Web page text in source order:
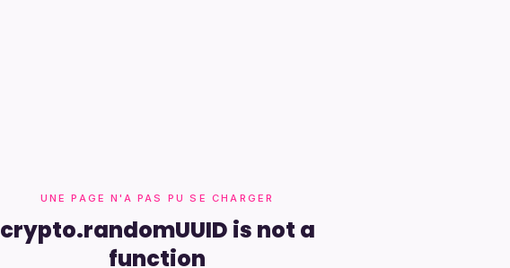
UNE PAGE N'A PAS PU SE CHARGER
crypto.randomUUID is not a
function